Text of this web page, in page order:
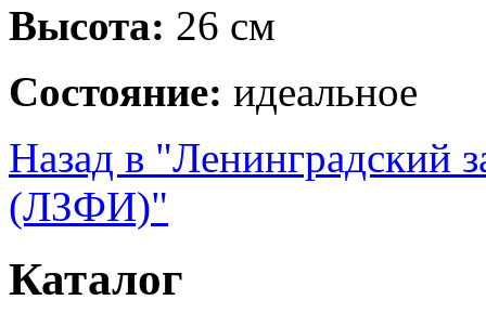
Высота: 26 см
Состояние: идеальное
Назад в "Ленинградский
(ЛЗФИ)"
Каталог